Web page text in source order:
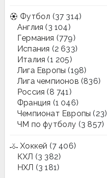
Футбол (37 314)
Англия (3 104)
Германия (779)
Испания (2 633)
Италия (1 205)
Лига Европы (198)
Лига чемпионов (836)
Россия (8 741)
Франция (1 046)
Чемпионат Европы (23)
ЧМ по футболу (3 857)
Хоккей (7 406)
КХЛ (3 382)
НХЛ (3 181)